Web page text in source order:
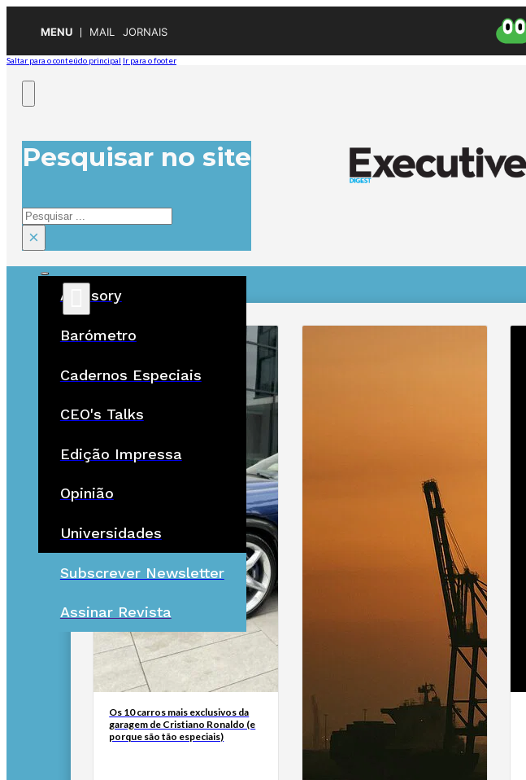
MENU MAIL JORNAIS
Saltar para o conteúdo principal Ir para o footer
Pesquisar no site
Pesquisar
×
Advisory
Barómetro
Cadernos Especiais
CEO's Talks
Edição Impressa
Opinião
Universidades
Subscrever Newsletter
Assinar Revista
ÚLTIMAS
Os 10 carros mais exclusivos da
garagem de Cristiano Ronaldo (e
porque são tão especiais)